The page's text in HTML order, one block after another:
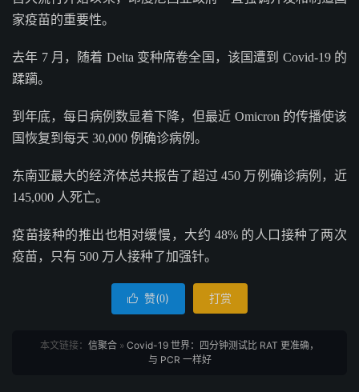
家疫苗的重要性。
去年 7 月，随着 Delta 变种席卷全国，该国遭到 Covid-19 的
蹂躏。
到年底，每日病例数显着下降，但最近 Omicron 的传播使该
国恢复到每天 30,000 例确诊病例。
东南亚最大的经济体总共报告了超过 450 万例确诊病例，近
145,000 人死亡。
疫苗接种的推出也相对缓慢，大约 48% 的人口接种了两次
疫苗，只有 500 万人接种了加强针。
 赞(0) 打赏
本文链接： 信聚合 » Covid-19 世界：四分钟测试比 RAT 更准确，
与 PCR 一样好